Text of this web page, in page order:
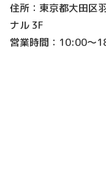
住所：東京都大田区
ナル 3F
営業時間：10:00～